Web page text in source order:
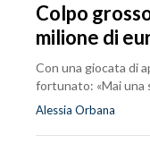
Colpo
milione di
Con una giocata di
fortunato: «Mai una
Alessia Orbana